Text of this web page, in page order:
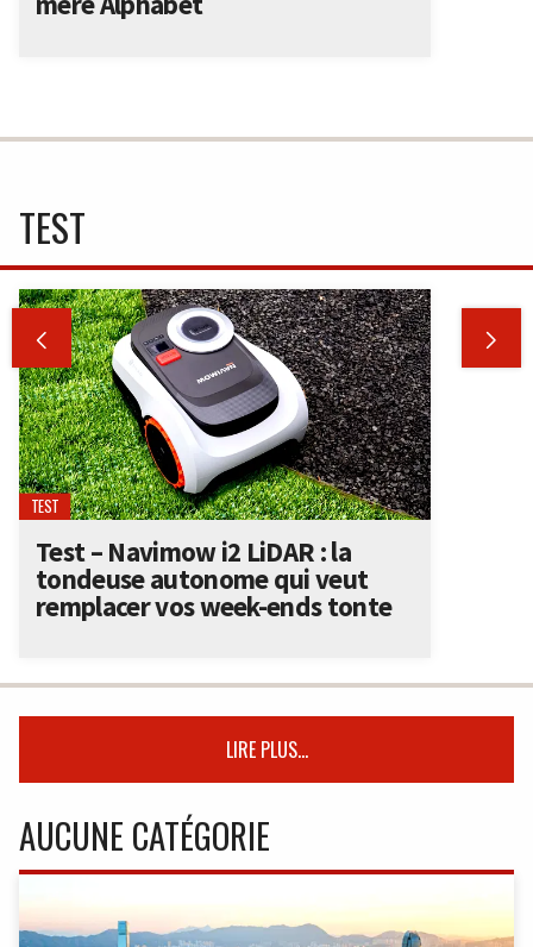
TEST
 
TEST
Test – Navimow i2 LiDAR : la
tondeuse autonome qui veut
remplacer vos week-ends tonte
LIRE PLUS...
AUCUNE CATÉGORIE